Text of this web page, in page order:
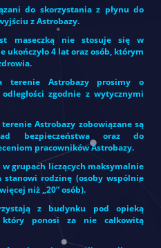
do skorzystania z płynu do
z Astrobazy.
maseczką nie stosuje się w
ukończyło 4 lat oraz osób, którym
Astrobazy prosimy o
zgodnie z wytycznymi
Astrobazy zobowiązane są
bezpieczeństwa oraz do
pracowników Astrobazy.
grupach liczących maksymalnie
stanowi rodzinę (osoby wspólnie
niż „20” osób).
z budynku pod opieką
który ponosi za nie całkowitą